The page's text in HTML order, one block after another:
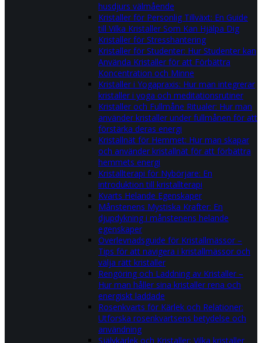
husdjurs välmående
Kristaller för Personlig Tillväxt: En Guide
till Vilka Kristaller Som Kan Hjälpa Dig
Kristaller för Stresshantering
Kristaller för Studenter: Hur Studenter kan
Använda Kristaller för att Förbättra
Koncentration och Minne
Kristaller i Yogapraxis: Hur man integrerar
kristaller i yoga och meditationsrutiner
Kristaller och Fullmåne Ritualer: Hur man
använder kristaller under fullmånen för att
förstärka deras energi
Kristallnät för Hemmet: Hur man skapar
och använder kristallnät för att förbättra
hemmets energi
Kristallterapi för Nybörjare: En
introduktion till kristallterapi
Kvarts Helande Egenskaper
Månstenens Mystiska Krafter: En
djupdykning i månstenens helande
egenskaper
Överlevnadsguide för Kristallmässor –
Tips för att navigera i kristallmässor och
välja rätt kristaller
Rengöring och Laddning av Kristaller –
Hur man håller sina kristaller rena och
energiskt laddade
Rosenkvarts för Kärlek och Relationer:
Utforska rosenkvartsens betydelse och
användning
Självkärlek och Kristaller: Vilka kristaller